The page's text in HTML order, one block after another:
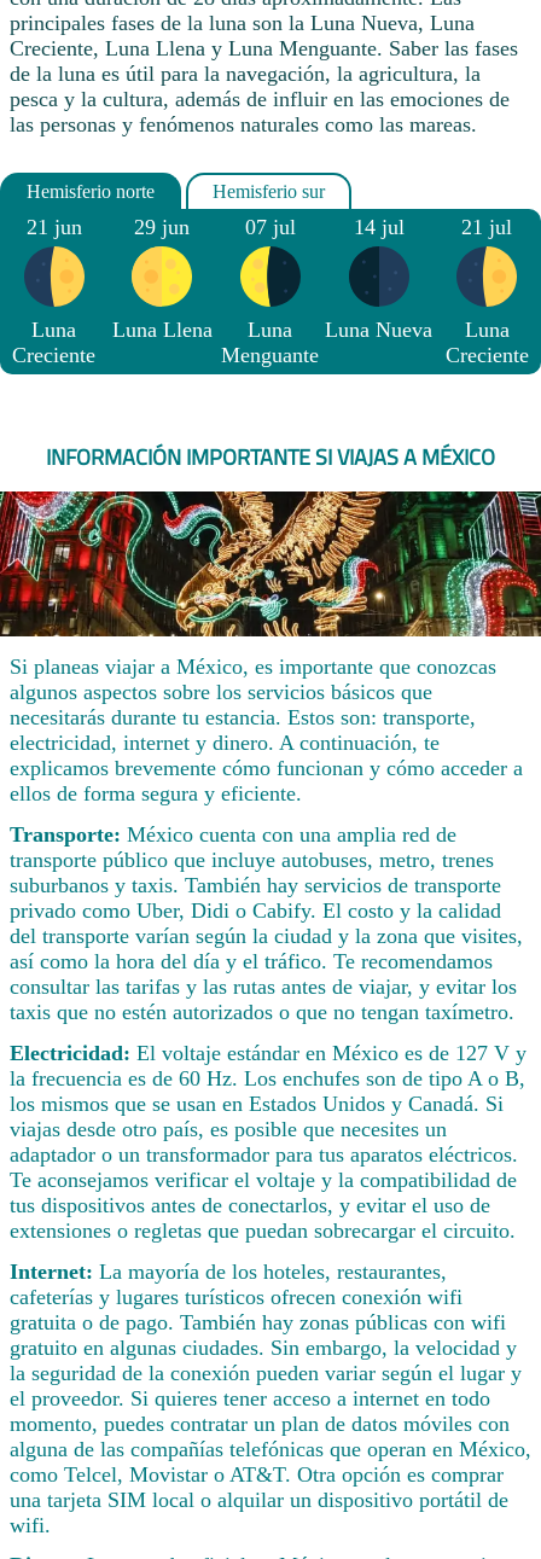
principales fases de la luna son la Luna Nueva, Luna
Creciente, Luna Llena y Luna Menguante. Saber las fases
de la luna es útil para la navegación, la agricultura, la
pesca y la cultura, además de influir en las emociones de
las personas y fenómenos naturales como las mareas.
21 jun
Luna
Creciente
29 jun
Luna Llena
07 jul
Luna
Menguante
14 jul
Luna Nueva
21 jul
Luna
Creciente
INFORMACIÓN IMPORTANTE SI VIAJAS A MÉXICO
Si planeas viajar a México, es importante que conozcas
algunos aspectos sobre los servicios básicos que
necesitarás durante tu estancia. Estos son: transporte,
electricidad, internet y dinero. A continuación, te
explicamos brevemente cómo funcionan y cómo acceder a
ellos de forma segura y eficiente.
Transporte: México cuenta con una amplia red de
transporte público que incluye autobuses, metro, trenes
suburbanos y taxis. También hay servicios de transporte
privado como Uber, Didi o Cabify. El costo y la calidad
del transporte varían según la ciudad y la zona que visites,
así como la hora del día y el tráfico. Te recomendamos
consultar las tarifas y las rutas antes de viajar, y evitar los
taxis que no estén autorizados o que no tengan taxímetro.
Electricidad: El voltaje estándar en México es de 127 V y
la frecuencia es de 60 Hz. Los enchufes son de tipo A o B,
los mismos que se usan en Estados Unidos y Canadá. Si
viajas desde otro país, es posible que necesites un
adaptador o un transformador para tus aparatos eléctricos.
Te aconsejamos verificar el voltaje y la compatibilidad de
tus dispositivos antes de conectarlos, y evitar el uso de
extensiones o regletas que puedan sobrecargar el circuito.
Internet: La mayoría de los hoteles, restaurantes,
cafeterías y lugares turísticos ofrecen conexión wifi
gratuita o de pago. También hay zonas públicas con wifi
gratuito en algunas ciudades. Sin embargo, la velocidad y
la seguridad de la conexión pueden variar según el lugar y
el proveedor. Si quieres tener acceso a internet en todo
momento, puedes contratar un plan de datos móviles con
alguna de las compañías telefónicas que operan en México,
como Telcel, Movistar o AT&T. Otra opción es comprar
una tarjeta SIM local o alquilar un dispositivo portátil de
wifi.